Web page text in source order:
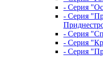
- Серия
- Серия
- Серия
- Серия
- Серия